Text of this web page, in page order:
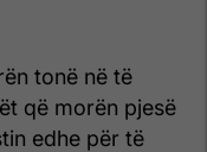
tonë në të
që morën pjesë
edhe për të